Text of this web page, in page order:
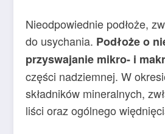
Nieodpowiednie podłoże,
do usychania. Podłoże o
przyswajanie mikro- i
części nadziemnej. W
składników mineralnych,
liści oraz ogólnego